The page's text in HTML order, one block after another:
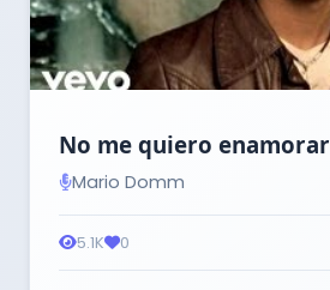
No me quiero enamorar
Mario Domm
5.1K 0